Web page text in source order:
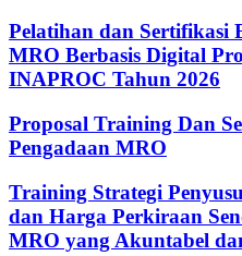
Pelatihan dan Sertifikasi
MRO Berbasis Digital
INAPROC Tahun 2026
Proposal Training Dan
Pengadaan MRO
Training Strategi
dan Harga Perkiraan
MRO yang Akuntabel